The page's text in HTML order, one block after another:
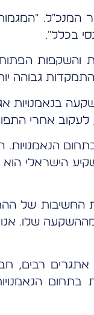
בכלל".
גבוהה
בנאמנויות
לעקוב אחרי
הישראלי
החשיבות של
שלו.
רבים,
בתחום